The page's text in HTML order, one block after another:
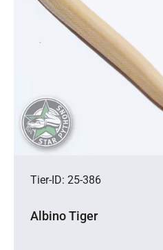
Tier-ID: 25-386
Albino Tiger